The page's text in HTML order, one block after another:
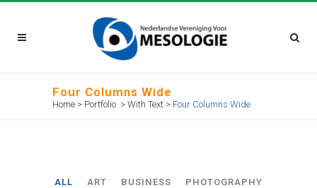
Four Columns Wide
Home > Portfolio > With Text > Four Columns Wide
ALL ART BUSINESS PHOTOGRAPHY